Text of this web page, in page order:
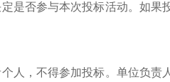
是否参与本次投标活动。如
人，不得参加投标。单位负